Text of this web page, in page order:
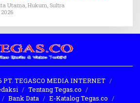
Utama, Hukum, Sultra
TEGASCO MEDIA INTERNET
Tentang Tegas.co
Bank Data
E-Katalog Tegas.co